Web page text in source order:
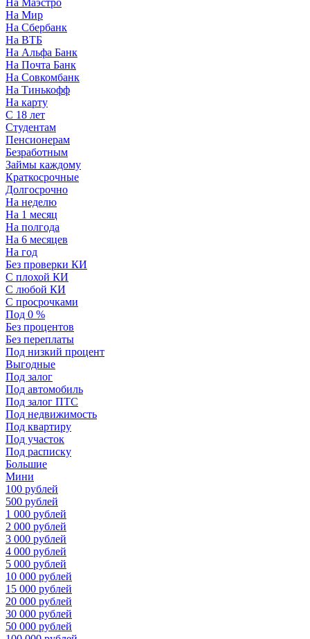
На Мир
На Сбербанк
На ВТБ
На Альфа Банк
На Почта Банк
На Совкомбанк
На Тинькофф
На карту
С 18 лет
Студентам
Пенсионерам
Безработным
Займы каждому
Краткосрочные
Долгосрочно
На неделю
На 1 месяц
На полгода
На 6 месяцев
На год
Без проверки КИ
С плохой КИ
С любой КИ
С просрочками
Под 0 %
Без процентов
Без переплаты
Под низкий процент
Выгодные
Под залог
Под автомобиль
Под залог ПТС
Под недвижимость
Под квартиру
Под участок
Под расписку
Большие
Мини
100 рублей
500 рублей
1 000 рублей
2 000 рублей
3 000 рублей
4 000 рублей
5 000 рублей
10 000 рублей
15 000 рублей
20 000 рублей
30 000 рублей
50 000 рублей